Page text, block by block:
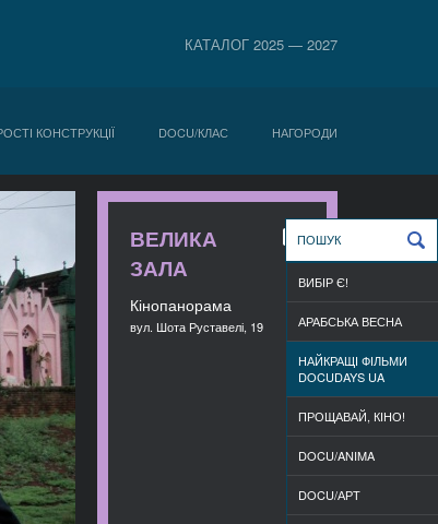
КАТАЛОГ 2025 — 2027
КОНСТРУКЦІЇ DOCU/КЛАС НАГОРОДИ
ВЕЛИКА
ЗАЛА
Кінопанорама
вул. Шота Руставелі, 19
ВИБІР Є!
АРАБСЬКА ВЕСНА
НАЙКРАЩІ ФІЛЬМИ
DOCUDAYS UA
ПРОЩАВАЙ, КІНО!
DOCU/ANIMA
DOCU/АРТ